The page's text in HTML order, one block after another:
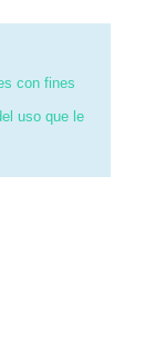
con fines
uso que le